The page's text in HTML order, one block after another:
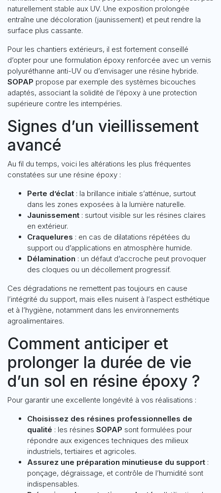
naturellement stable aux UV. Une exposition prolongée
entraîne une décoloration (jaunissement) et peut rendre la
surface plus cassante.
Pour les chantiers extérieurs, il est fortement conseillé
d’opter pour une formulation époxy renforcée avec un vernis
polyuréthanne anti-UV ou d’envisager une résine hybride.
SOPAP propose par exemple des systèmes bicouches
adaptés, associant la solidité de l’époxy à une protection
supérieure contre les intempéries.
Signes d’un vieillissement
avancé
Au fil du temps, voici les altérations les plus fréquentes
constatées sur une résine époxy :
Perte d’éclat : la brillance initiale s’atténue, surtout
dans les zones exposées à la lumière naturelle.
Jaunissement : surtout visible sur les résines claires
en extérieur.
Craquelures : en cas de dilatations répétées du
support ou d’applications en atmosphère humide.
Délamination : un défaut d’accroche peut provoquer
des cloques ou un décollement progressif.
Ces dégradations ne remettent pas toujours en cause
l’intégrité du support, mais elles nuisent à l’aspect esthétique
et à l’hygiène, notamment dans les environnements
agroalimentaires.
Comment anticiper et
prolonger la durée de vie
d’un sol en résine époxy ?
Pour garantir une excellente longévité à vos réalisations :
Choisissez des résines professionnelles de
qualité : les résines SOPAP sont formulées pour
répondre aux exigences techniques des milieux
industriels, tertiaires et agricoles.
Assurez une préparation minutieuse du support :
ponçage, dégraissage, et contrôle de l’humidité sont
indispensables.